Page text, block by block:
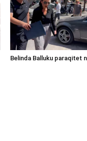
Belinda Balluku paraqitet